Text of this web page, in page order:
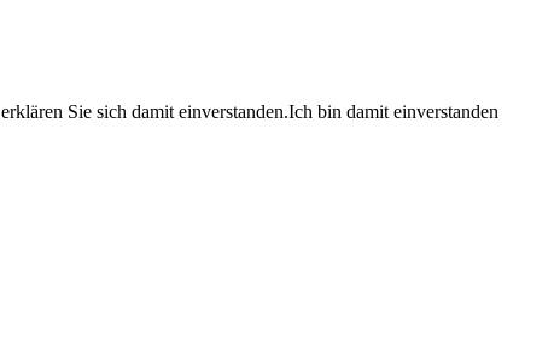
Sie sich damit einverstanden.Ich bin damit einverstanden